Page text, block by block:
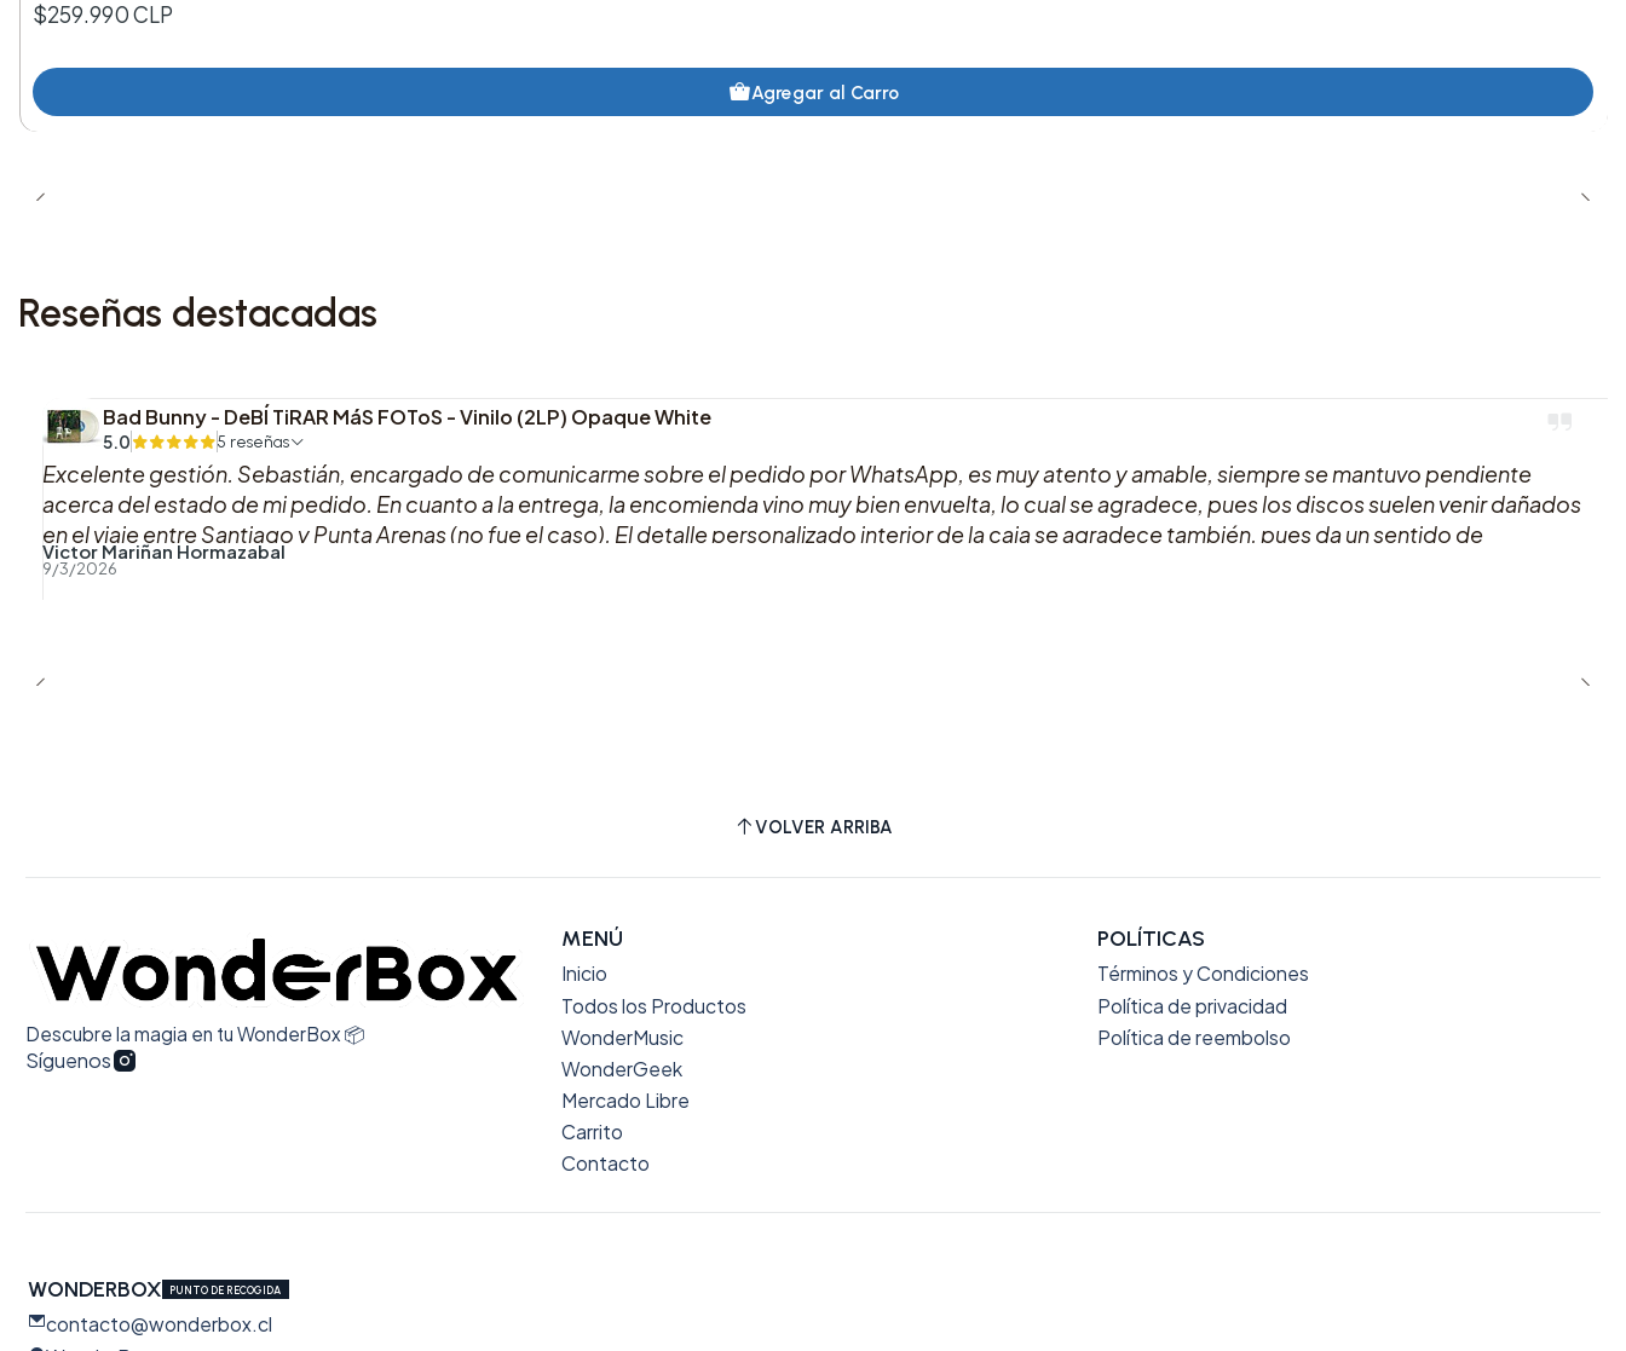
$259.990 CLP
Agregar al Carro
Reseñas destacadas
Bad Bunny - DeBÍ TiRAR MáS FOToS - Vinilo (2LP) Opaque White
5.0 5 reseñas
Excelente gestión. Sebastián, encargado de comunicarme sobre el pedido por WhatsApp, es muy atento y amable, siempre se mantuvo pendiente
acerca del estado de mi pedido. En cuanto a la entrega, la encomienda vino muy bien envuelta, lo cual se agradece, pues los discos suelen venir dañados
en el viaje entre Santiago y Punta Arenas (no fue el caso). El detalle personalizado interior de la caja se agradece también, pues da un sentido de
preocupación adicional por parte de WB. En cuanto a la calidad del álbum: su sonido es de alta fidelidad, y el formato es tal como promete la web. 100%
Victor Mariñan Hormazabal
9/3/2026
VOLVER ARRIBA
Descubre la magia en tu WonderBox 📦
Síguenos
MENÚ
Inicio
Todos los Productos
WonderMusic
WonderGeek
Mercado Libre
Carrito
Contacto
POLÍTICAS
Términos y Condiciones
Política de privacidad
Política de reembolso
WONDERBOX PUNTO DE RECOGIDA
contacto@wonderbox.cl